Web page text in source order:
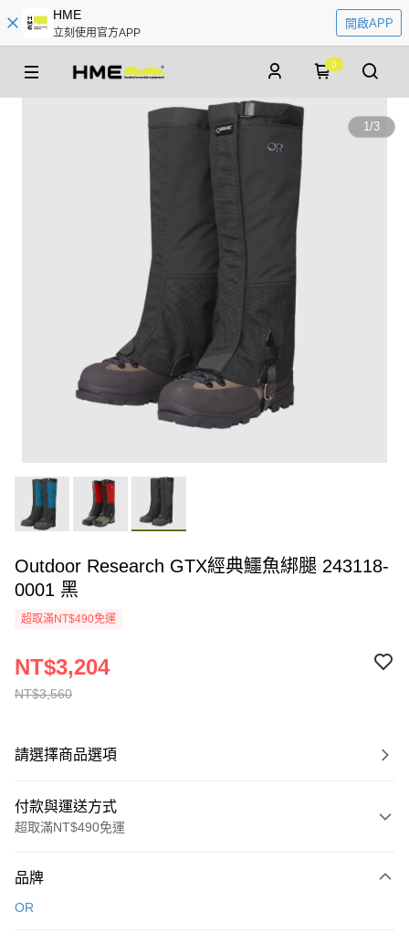
HME
立刻使用官方APP
開啟APP
0
1/3
Outdoor Research GTX經典鱷魚綁腿 243118-
0001 黑
超取滿NT$490免運
NT$3,560
NT$3,204
請選擇商品選項
付款與運送方式
超取滿NT$490免運
信用卡一次付款
品牌
OR